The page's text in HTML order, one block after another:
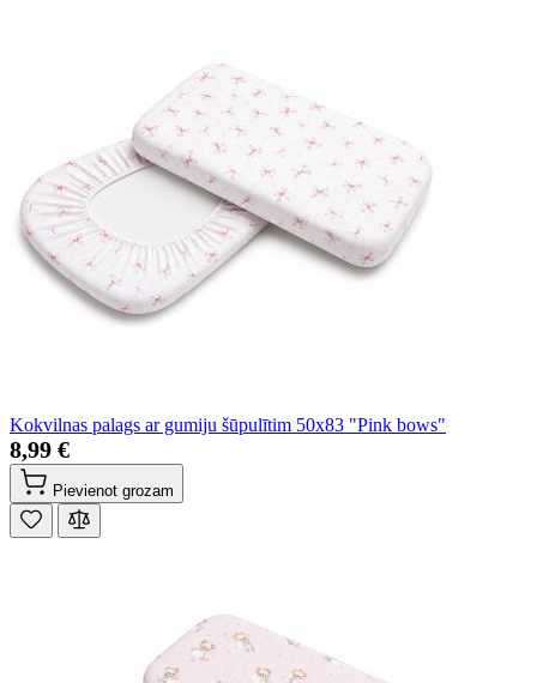
Kokvilnas palags ar gumiju šūpulītim 50x83 "Pink bows"
8,99 €
Pievienot grozam